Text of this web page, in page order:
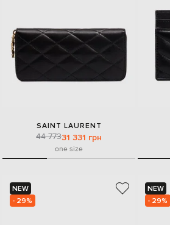
SAINT LAURENT
44 77331 331 грн
one size
NEW
- 29%
NEW
- 29%